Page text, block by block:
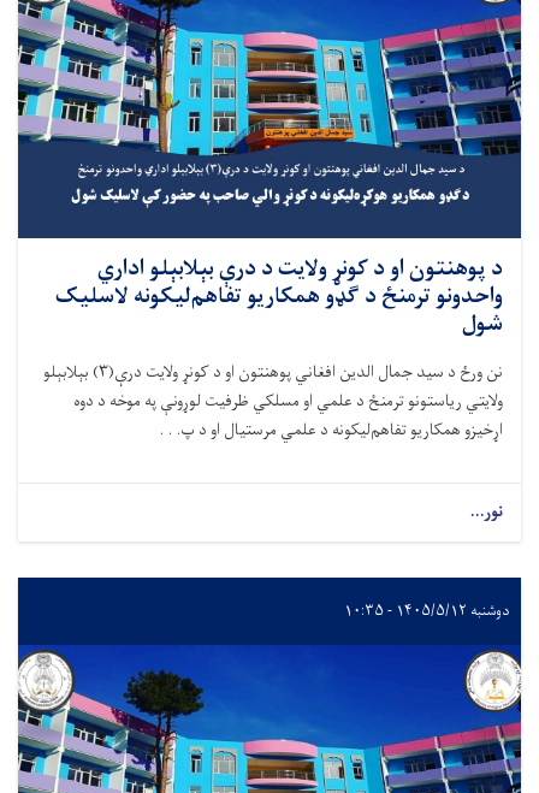
د پوهنتون او د کونړ ولايت د درې بېلابېلو اداري
واحدونو ترمنځ د گډو همکاريو تفاهم‌ليکونه لاسليک
شول
نن ورځ د سيد جمال الدين افغاني پوهنتون او د کونړ ولايت درې(۳)
بېلابېلو
ولايتي رياستونو ترمنځ د علمي او مسلکي ظرفيت لوړونې په موخه د دوه
اړخيزو همکاريوتفاهم‌ليکونه د علمي مرستيال او د پ. . .
نور...
دوشنبه ۱۴۰۵/۵/۱۲ - ۱۰:۳۵